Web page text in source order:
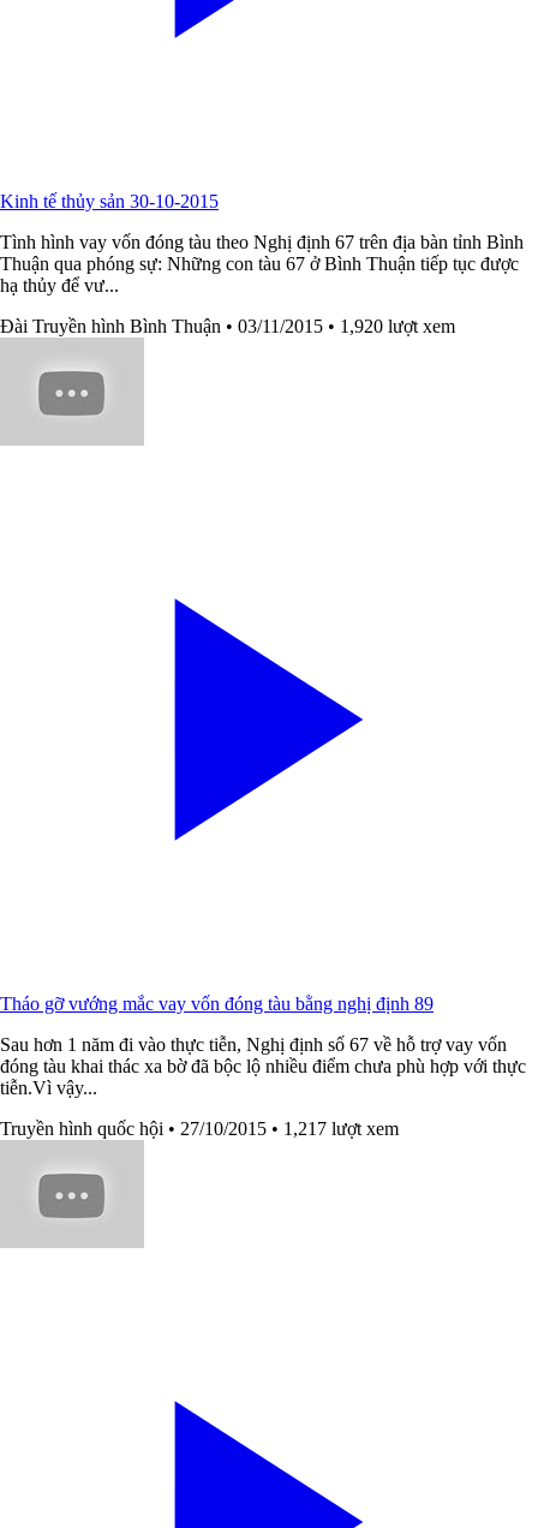
Kinh tế thủy sản 30-10-2015
Tình hình vay vốn đóng tàu theo Nghị định 67 trên địa bàn tỉnh Bình
Thuận qua phóng sự: Những con tàu 67 ở Bình Thuận tiếp tục được
hạ thủy để vư...
Đài Truyền hình Bình Thuận • 03/11/2015 • 1,920 lượt xem
Tháo gỡ vướng mắc vay vốn đóng tàu bằng nghị định 89
Sau hơn 1 năm đi vào thực tiễn, Nghị định số 67 về hỗ trợ vay vốn
đóng tàu khai thác xa bờ đã bộc lộ nhiều điểm chưa phù hợp với thực
tiễn.Vì vậy...
Truyền hình quốc hội • 27/10/2015 • 1,217 lượt xem